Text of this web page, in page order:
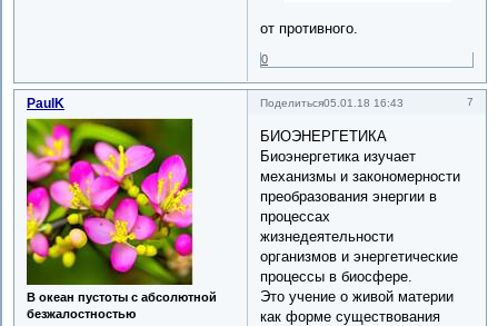
от противного.
0
Поделиться 7
05.01.18 16:43
PaulK
В океан пустоты с абсолютной
безжалостностью
БИОЭНЕРГЕТИКА
Биоэнергетика изучает
механизмы и закономерности
преобразования энергии в
процессах
жизнедеятельности
организмов и энергетические
процессы в биосфере.
Это учение о живой материи
как форме существования